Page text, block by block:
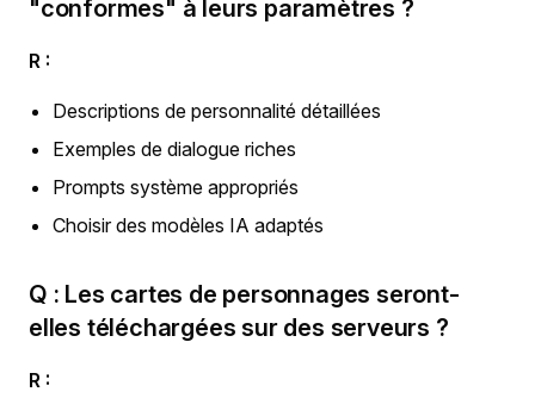
"conformes" à leurs paramètres ?
R :
Descriptions de personnalité détaillées
Exemples de dialogue riches
Prompts système appropriés
Choisir des modèles IA adaptés
Q : Les cartes de personnages seront-
elles téléchargées sur des serveurs ?
R :